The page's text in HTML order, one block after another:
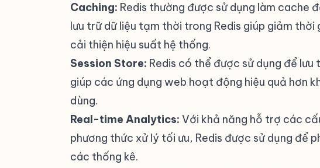
Caching: Redis thường được sử dụng làm cache
lưu trữ dữ liệu tạm thời trong Redis giúp giảm
cải thiện hiệu suất hệ thống.
Session Store: Redis có thể được sử dụng để
giúp các ứng dụng web hoạt động hiệu quả hơn
dùng.
Real-time Analytics: Với khả năng hỗ trợ các
phương thức xử lý tối ưu, Redis được sử dụng để
các thống kê.